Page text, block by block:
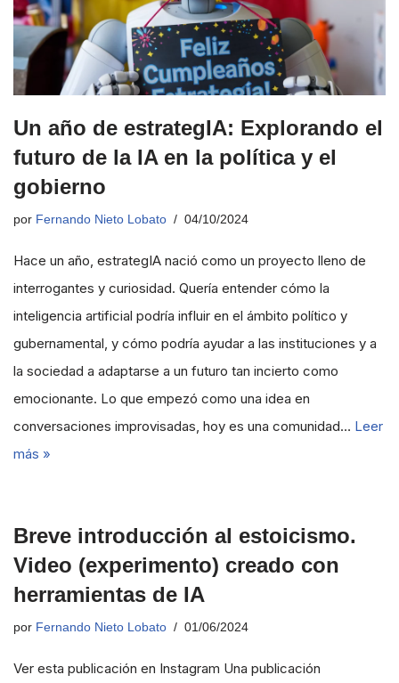
Un año de estrategIA: Explorando el
futuro de la IA en la política y el
gobierno
por Fernando Nieto Lobato 04/10/2024
Hace un año, estrategIA nació como un proyecto lleno de
interrogantes y curiosidad. Quería entender cómo la
inteligencia artificial podría influir en el ámbito político y
gubernamental, y cómo podría ayudar a las instituciones y a
la sociedad a adaptarse a un futuro tan incierto como
emocionante. Lo que empezó como una idea en
conversaciones improvisadas, hoy es una comunidad… Leer
más »
Breve introducción al estoicismo.
Video (experimento) creado con
herramientas de IA
por Fernando Nieto Lobato 01/06/2024
Ver esta publicación en Instagram Una publicación